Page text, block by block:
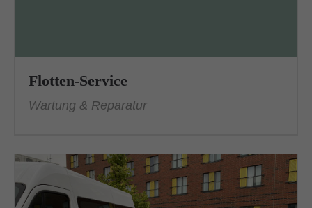
Flotten-Service
Wartung & Reparatur